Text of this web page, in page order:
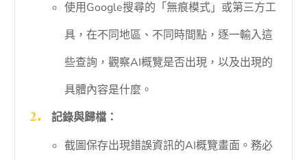
使用Google搜尋的「無痕模式」或第三方工
具，在不同地區、不同時間點，逐一輸入這
些查詢，觀察AI概覽是否出現，以及出現的
具體內容是什麼。
記錄與歸檔：
截圖保存出現錯誤資訊的AI概覽畫面。務必